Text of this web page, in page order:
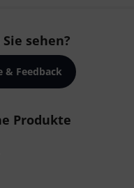
sehen?
& Feedback
Produkte